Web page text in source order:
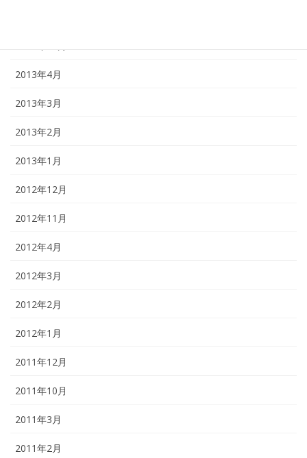
2013年4月
2013年3月
2013年2月
2013年1月
2012年12月
2012年11月
2012年4月
2012年3月
2012年2月
2012年1月
2011年12月
2011年10月
2011年3月
2011年2月